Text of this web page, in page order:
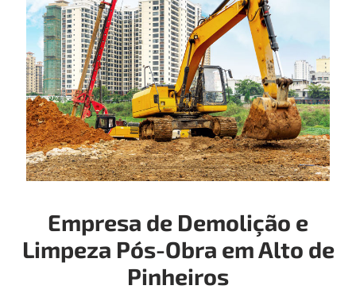
Empresa de Demolição e
Limpeza Pós-Obra em Alto de
Pinheiros